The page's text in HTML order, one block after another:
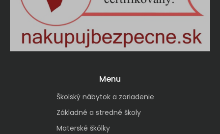
Menu
Školský nábytok a zariadenie
Základné a stredné školy
Materské škôlky